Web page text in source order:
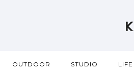
OUTDOOR STUDIO LIFE